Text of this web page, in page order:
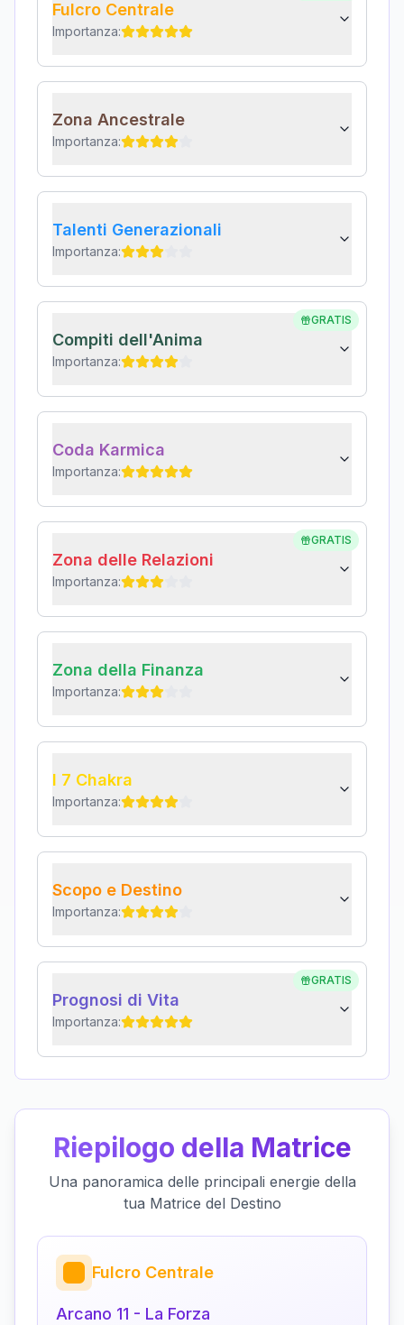
Fulcro Centrale
Importanza:
Zona Ancestrale
Importanza:
Talenti Generazionali
Importanza:
GRATIS
Compiti dell'Anima
Importanza:
Coda Karmica
Importanza:
GRATIS
Zona delle Relazioni
Importanza:
Zona della Finanza
Importanza:
I 7 Chakra
Importanza:
Scopo e Destino
Importanza:
GRATIS
Prognosi di Vita
Importanza:
Riepilogo della Matrice
Una panoramica delle principali energie della
tua Matrice del Destino
Fulcro Centrale
Arcano 11 - La Forza